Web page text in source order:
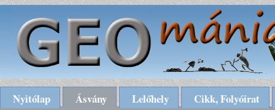
Nyitólap Ásvány Lelőhely
Cikk, Folyóirat